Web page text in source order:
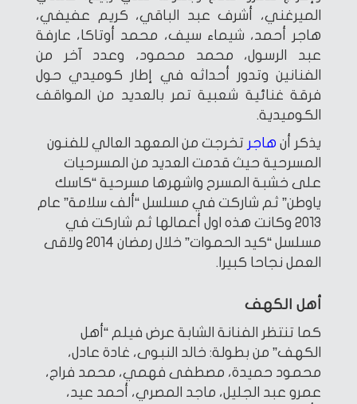
الميرغني، أشرف عبد الباقي، كريم عفيفي،
هاجر أحمد، شيماء سيف، محمد أوتاكا، عارفة
عبد الرسول، محمد محمود، وعدد آخر من
الفنانين وتدور أحداثه في إطار كوميدي حول
فرقة غنائية شعبية تمر بالعديد من المواقف
الكوميدية.
يذكر أن هاجر تخرجت من المعهد العالي للفنون
المسرحية حيث قدمت العديد من المسرحيات
على خشبة المسرح واشهرها مسرحية “كاسك
ياوطن” ثم شاركت في مسلسل “ألف سلامة” عام
2013 وكانت هذه اول أعمالها ثم شاركت في
مسلسل “كيد الحموات” خلال رمضان 2014 ولاقى
العمل نجاحا كبيرا.
أهل الكهف
كما تنتظر الفنانة الشابة عرض فيلم “أهل
الكهف” من بطولة: خالد النبوى، غادة عادل،
محمود حميدة، مصطفى فهمي، محمد فراج،
عمرو عبد الجليل، ماجد المصري، أحمد عيد،